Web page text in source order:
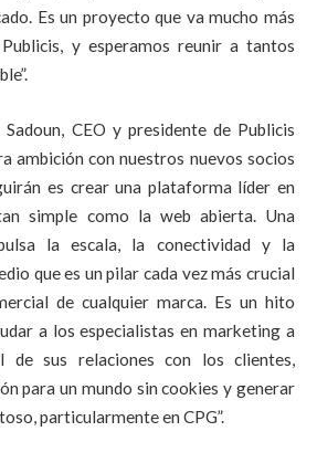
Es un proyecto que va mucho más
y esperamos reunir a tantos
CEO y presidente de Publicis
ambición con nuestros nuevos socios
es crear una plataforma líder en
simple como la web abierta. Una
la escala, la conectividad y la
que es un pilar cada vez más crucial
de cualquier marca. Es un hito
a los especialistas en marketing a
de sus relaciones con los clientes,
para un mundo sin cookies y generar
particularmente en CPG”.